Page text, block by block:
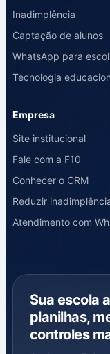
Inadimplência
Captação de alunos
WhatsApp para
Tecnologia
Empresa
Site institucional
Fale com a F10
Conhecer o CRM
Reduzir
Atendimento com
Sua escola
planilhas,
controles